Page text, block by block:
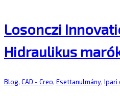
Losonczi
Hidraulikus
Blog, CAD - Creo, Esettanulmány, Ipari